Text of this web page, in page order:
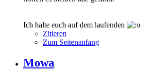
Ich halte euch auf dem laufenden
Zitieren
Zum Seitenanfang
Mowa